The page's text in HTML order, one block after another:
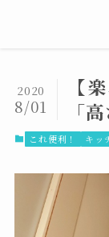
【
「高
2020
8/01
これ便利！ キッ